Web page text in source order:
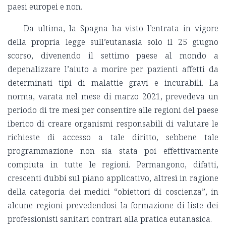
paesi europei e non.
Da ultima, la Spagna ha visto l’entrata in vigore
della propria legge sull’eutanasia solo il 25 giugno
scorso, divenendo il settimo paese al mondo a
depenalizzare l’aiuto a morire per pazienti affetti da
determinati tipi di malattie gravi e incurabili. La
norma, varata nel mese di marzo 2021, prevedeva un
periodo di tre mesi per consentire alle regioni del paese
iberico di creare organismi responsabili di valutare le
richieste di accesso a tale diritto, sebbene tale
programmazione non sia stata poi effettivamente
compiuta in tutte le regioni. Permangono, difatti,
crescenti dubbi sul piano applicativo, altresì in ragione
della categoria dei medici “obiettori di coscienza”, in
alcune regioni prevedendosi la formazione di liste dei
professionisti sanitari contrari alla pratica eutanasica.